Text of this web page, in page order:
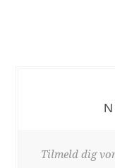
Tilmeld dig